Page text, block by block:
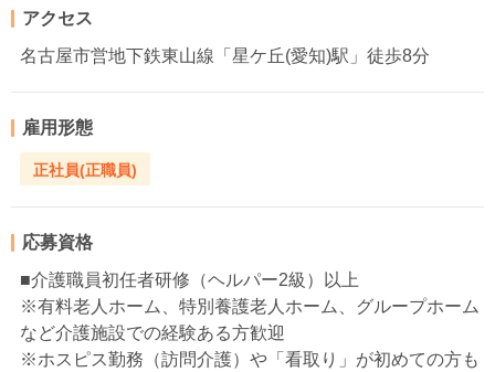
アクセス
名古屋市営地下鉄東山線「星ケ丘(愛知)駅」徒歩8分
雇用形態
正社員(正職員)
応募資格
■介護職員初任者研修（ヘルパー2級）以上
※有料老人ホーム、特別養護老人ホーム、グループホーム
など介護施設での経験ある方歓迎
※ホスピス勤務（訪問介護）や「看取り」が初めての方も